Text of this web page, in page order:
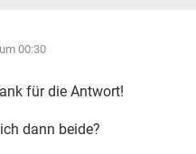
00:30
für die Antwort!
dann beide?